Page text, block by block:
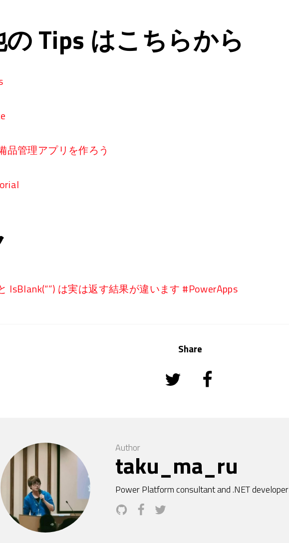
Tips はこちらから
品管理アプリを作ろう
IsBlank(“”) は実は返す結果が違います #PowerApps
Share
Author
taku_ma_ru
Power Platform consultant and .NET developer